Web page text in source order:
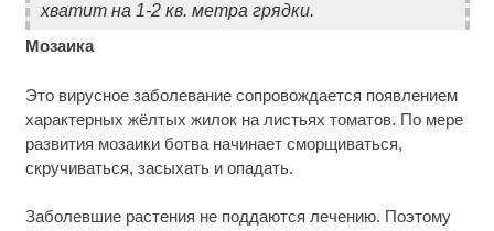
хватит на 1-2 кв. метра грядки.
Мозаика
Это вирусное заболевание сопровождается появлением
характерных жёлтых жилок на листьях томатов. По мере
развития мозаики ботва начинает сморщиваться,
скручиваться, засыхать и опадать.
Заболевшие растения не поддаются лечению. Поэтому